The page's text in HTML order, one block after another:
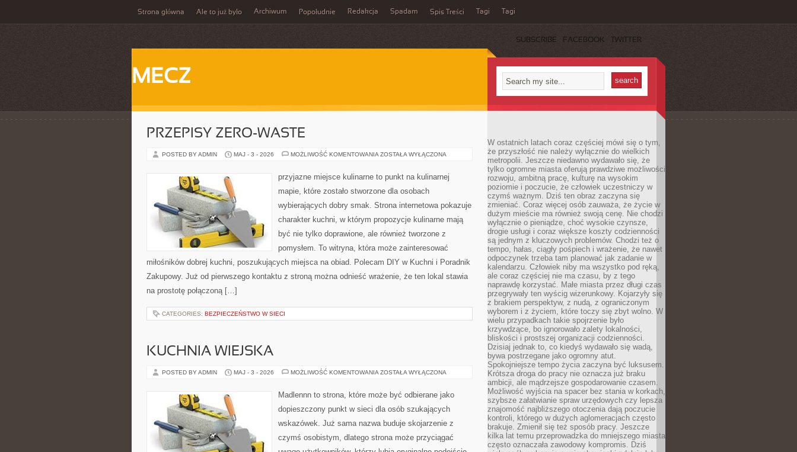
Strona główna Ale to już było Archiwum Popołudnie Redakcja Spadam Spis Treści Tagi Tagi
SUBSCRIBE FACEBOOK TWITTER
MECZ
PRZEPISY ZERO-WASTE
POSTED BY ADMIN MAJ - 3 - 2026 MOŻLIWOŚĆ KOMENTOWANIA PRZEPISY
ZOSTAŁA WYŁĄCZONA
przyjazne miejsce kulinarne to punkt na kulinarnej
mapie, które zostało stworzone dla osobach
wybierających dobry smak. Strona internetowa pokazuje
charakter kuchni, w którym propozycje kulinarne mają
być nie tylko doprawione, ale również tworzone z
pomysłem. To witryna, która może zainteresować
miłośników dobrej kuchni, poszukujących miejsca na obiad. Polecam DIY w Kuchni i Poradnik
Zakupowy. Już od pierwszego kontaktu z stroną można odnieść wrażenie, że ten lokal stawia
na prostotę połączoną […]
CATEGORIES: BEZPIECZEŃSTWO W SIECI
KUCHNIA WIEJSKA
POSTED BY ADMIN MAJ - 3 - 2026 MOŻLIWOŚĆ KOMENTOWANIA KUCHNIA
ZOSTAŁA WYŁĄCZONA
Madlennn to strona, które może być odbierane jako
dopieszczony punkt w sieci dla osób szukających
wskazówek. Już sama nazwa buduje skojarzenie z
czymś osobistym, dlatego strona może przyciągać
W ostatnich latach coraz częściej mówi się o tym,
że przyszłość nie należy wyłącznie do wielkich
metropolii. Jeszcze niedawno wydawało się, że
tylko ogromne miasta oferują prawdziwe możliwości
rozwoju, ambitną pracę, kulturę na wysokim
poziomie i poczucie, że człowiek uczestniczy w
czymś ważnym. Dziś ten obraz zaczyna się
zmieniać. Coraz więcej osób zauważa, że życie w
dużym mieście ma również swoją cenę. Nie chodzi
wyłącznie o pieniądze, choć wysokie czynsze,
drogie usługi i coraz większe koszty codzienności
są jednym z kluczowych problemów. Chodzi też o
tempo, hałas, ciągły pośpiech i wrażenie, że nawet
odpoczynek trzeba tam planować jak zadanie w
kalendarzu. Człowiek niby ma wszystko pod ręką,
ale coraz częściej nie ma czasu, by z tego
naprawdę korzystać. Małe miasta przez długi czas
przegrywały ten wyścig wizerunkowy. Kojarzyły się
z brakiem perspektyw, z nudą, z ograniczonym
wyborem i z życiem, które toczy się zbyt wolno. W
wielu przypadkach takie spojrzenie było
krzywdzące, bo ignorowało zalety lokalności,
bliskości i prostszej organizacji codzienności.
Dzisiaj jednak to, co kiedyś wydawało się wadą,
bywa postrzegane jako ogromny atut.
Spokojniejsze tempo życia zaczyna być luksusem.
Krótsza droga do pracy nie oznacza już braku
ambicji, ale mądrzejsze gospodarowanie czasem.
Możliwość wyjścia na spacer bez stania w korkach,
szybsze załatwianie spraw urzędowych czy lepsza
znajomość najbliższego otoczenia dają poczucie
kontroli, którego w dużych aglomeracjach często
brakuje. Zmienił się też sposób pracy. Jeszcze
kilka lat temu przeprowadzka do mniejszego miasta
często oznaczała zawodowy kompromis. Dziś